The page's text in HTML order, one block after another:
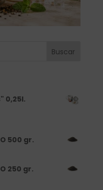
Buscar
0,25l.
500 gr.
250 gr.